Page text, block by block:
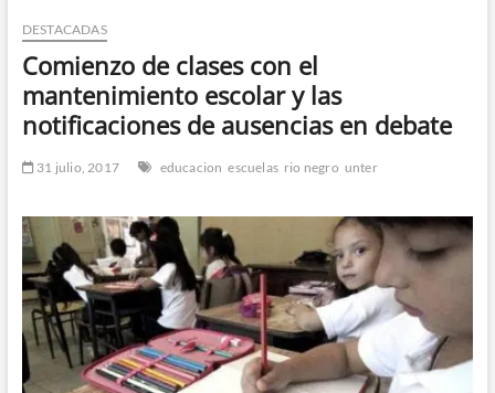
e
DESTACADAS
Comienzo de clases con el
mantenimiento escolar y las
notificaciones de ausencias en debate
31 julio, 2017 educacion escuelas rio negro unter